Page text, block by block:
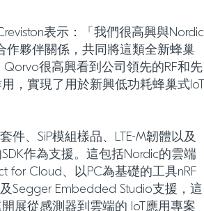
表示：「我們很高興與Nordic
作夥伴關係，共同將這類全新蜂巢
很高興看到公司領先的RF和先
，實現了用於新興低功耗蜂巢式IoT
件、SiP模組樣品、LTE-M韌體以及
作為支援。這包括Nordic的雲端
for Cloud、以PC為基礎的工具nRF
Segger Embedded Studio支援，這
展從感測器到雲端的 IoT應用專案